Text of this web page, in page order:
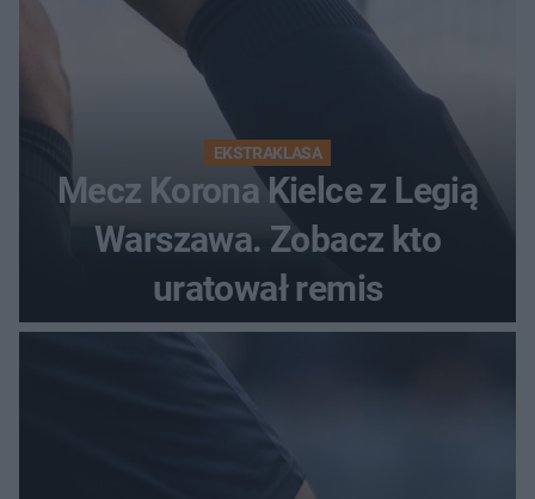
EKSTRAKLASA
Mecz Korona Kielce z Legią
Warszawa. Zobacz kto
uratował remis